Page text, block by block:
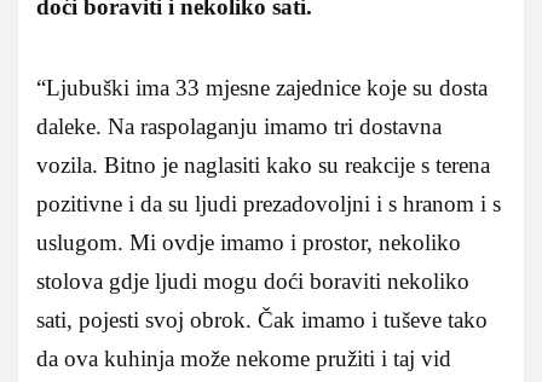
doći boraviti i nekoliko sati.
“Ljubuški ima 33 mjesne zajednice koje su dosta
daleke. Na raspolaganju imamo tri dostavna
vozila. Bitno je naglasiti kako su reakcije s terena
pozitivne i da su ljudi prezadovoljni i s hranom i s
uslugom. Mi ovdje imamo i prostor, nekoliko
stolova gdje ljudi mogu doći boraviti nekoliko
sati, pojesti svoj obrok. Čak imamo i tuševe tako
da ova kuhinja može nekome pružiti i taj vid